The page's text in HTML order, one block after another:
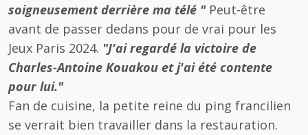
soigneusement derrière ma télé "Peut-être
avant de passer dedans pour de vrai pour les
Jeux Paris 2024. "J'ai regardé la victoire de
Charles-Antoine Kouakou et j'ai été contente
pour lui."
Fan de cuisine, la petite reine du ping francilien
se verrait bien travailler dans la restauration.